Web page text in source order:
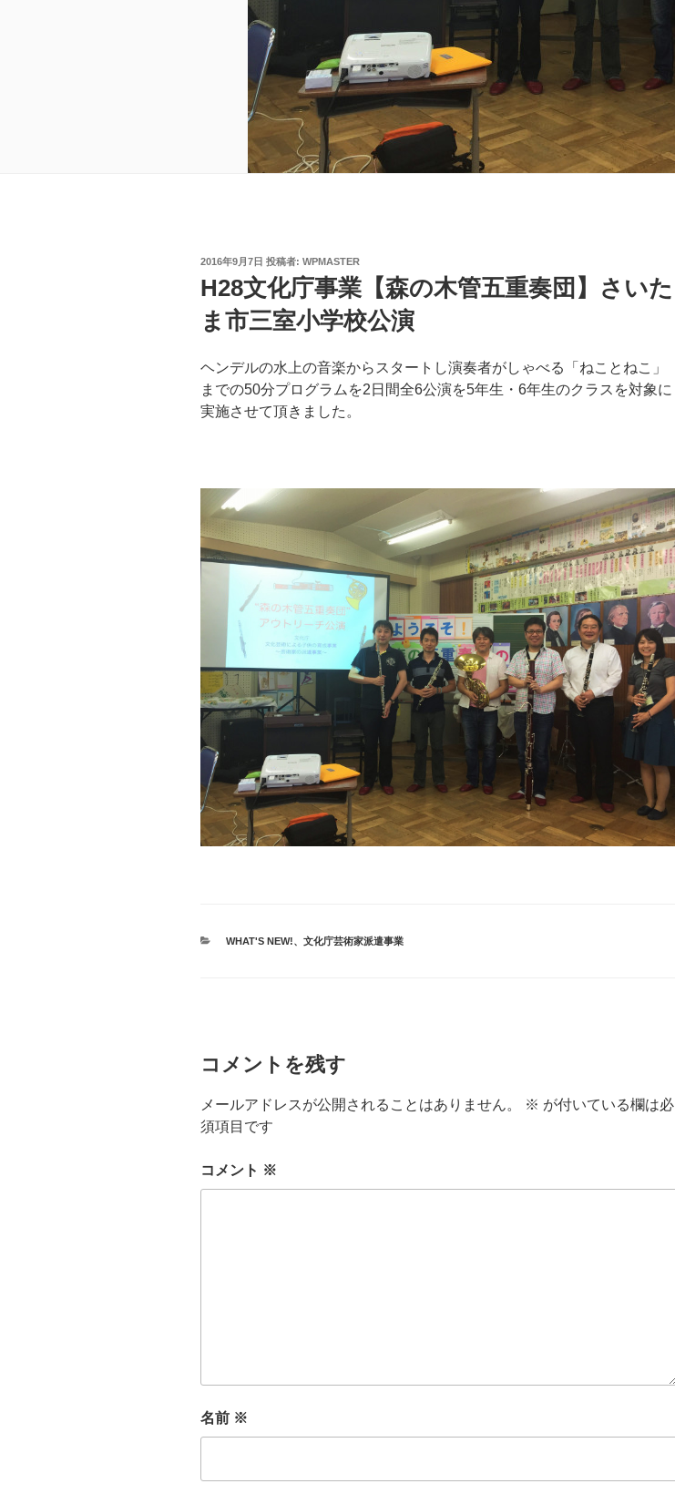
投
日:
2016年9月7日 投稿者: WPMASTER
H28文化庁事業【森の木管五重奏団】さいた
ま市三室小学校公演
ヘンデルの水上の音楽からスタートし演奏者がしゃべる「ねことねこ」
までの50分プログラムを2日間全6公演を5年生・6年生のクラスを対象に
実施させて頂きました。
カ
WHAT'S NEW!、 文化庁芸術家派遣事業
コメントを残す
メールアドレスが公開されることはありません。 ※ が付いている欄は必
須項目です
コメント ※
名前 ※